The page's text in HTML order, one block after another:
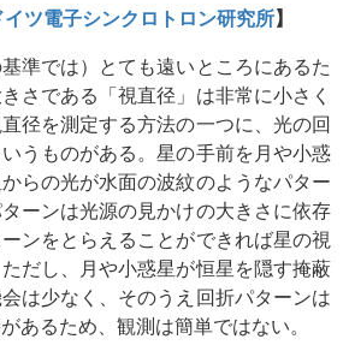
イツ電子シンクロトロン研究所】
準では）とても遠いところにあるた
さである「視直径」は非常に小さく
径を測定する方法の一つに、光の回
うものがある。星の手前を月や小惑
らの光が水面の波紋のようなパター
ーンは光源の見かけの大きさに依存
ンをとらえることができれば星の視
だし、月や小惑星が恒星を隠す掩蔽
は少なく、そのうえ回折パターンは
あるため、観測は簡単ではない。